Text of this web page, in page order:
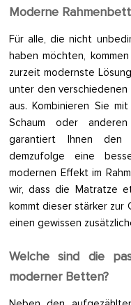
Moderne
Für alle, die nicht
haben möchten,
zurzeit modernste
unter den verschiedenen
aus. Kombinieren Sie
Schaum oder
garantiert Ihnen den
demzufolge eine
modernen Effekt im
wir, dass die Matratze
kommt dieser stärker zur
einen gewissen
Welche sind die
moderner Betten?